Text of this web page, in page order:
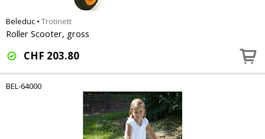
Beleduc • Trotinett
Roller Scooter, gross
CHF 203.80
BEL-64000